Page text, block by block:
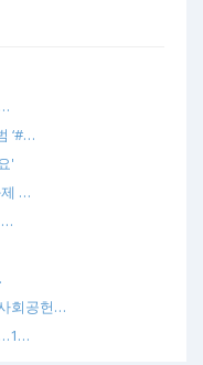
‘#…
'
제 …
…
회공헌…
…1…